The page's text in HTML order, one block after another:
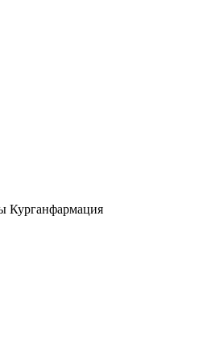
Курганфармация